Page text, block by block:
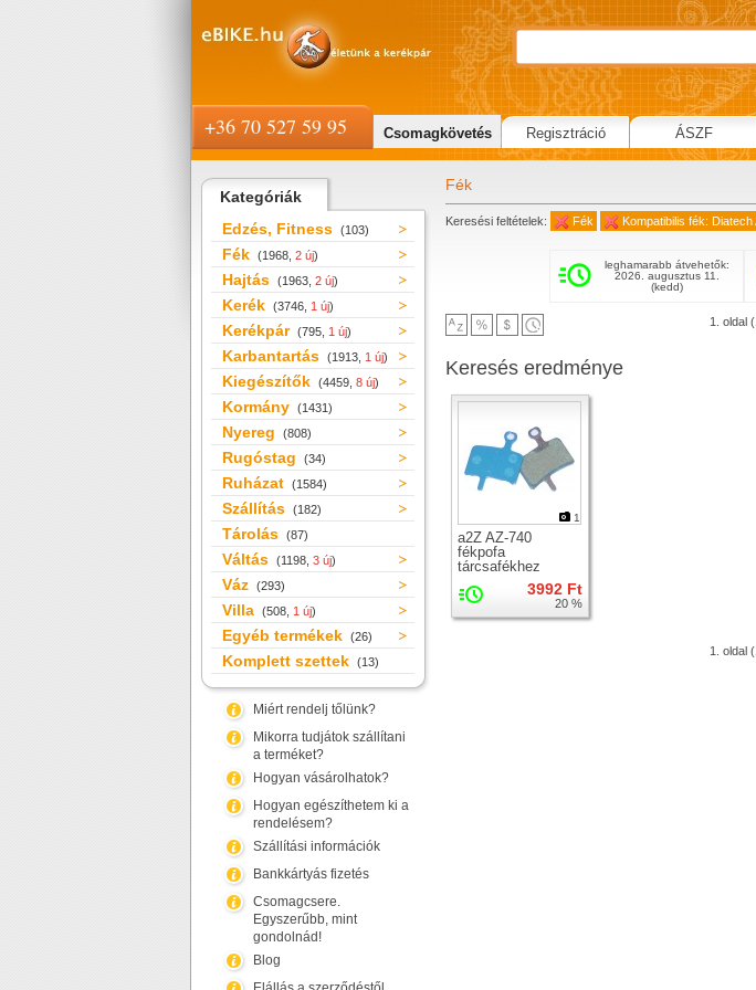
Kategóriák
Edzés, Fitness (103)
Fék (1968, 2 új)
Hajtás (1963, 2 új)
Kerék (3746, 1 új)
Kerékpár (795, 1 új)
Karbantartás (1913, 1 új)
Kiegészítők (4459, 8 új)
Kormány (1431)
Nyereg (808)
Rugóstag (34)
Ruházat (1584)
Szállítás (182)
Tárolás (87)
Váltás (1198, 3 új)
Váz (293)
Villa (508, 1 új)
Egyéb termékek (26)
Komplett szettek (13)
Miért rendelj tőlünk?
Mikorra tudjátok szállítani
a terméket?
Hogyan vásárolhatok?
Hogyan egészíthetem ki a
rendelésem?
Szállítási információk
Bankkártyás fizetés
Csomagcsere.
Egyszerűbb, mint
gondolnád!
Blog
Fék
Keresési feltételek: Fék Kompatibilis fék: Diatech
leghamarabb átvehetők:
2026. augusztus 11.
(kedd)
1. oldal
Keresés eredménye
1
a2Z AZ-740
fékpofa
tárcsafékhez
3992 Ft
20 %
1. oldal
+36 70 527 59 95 Csomagkövetés Regisztráció ÁSZF